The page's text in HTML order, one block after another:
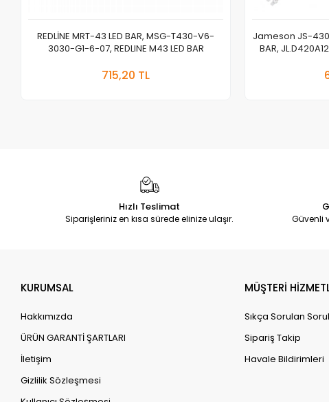
REDLİNE MRT-43 LED BAR, MSG-T430-V6-
3030-G1-6-07, REDLINE M43 LED BAR
715,20 TL
Jameson JS-
BAR,
Hızlı Teslimat
Siparişleriniz en kısa sürede elinize ulaşır. Güvenli
KURUMSAL
Hakkımızda
ÜRÜN GARANTİ ŞARTLARI
İletişim
Gizlilik Sözleşmesi
MÜŞTERİ
Sıkça Sorulan
Sipariş Takip
Havale Bildirimleri